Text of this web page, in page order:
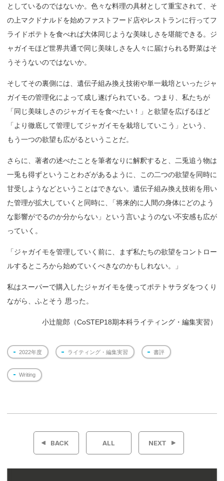
としているのではないか。色々な料理の具材として重宝されて、そ
の上マクドナルドを始めファストフード店やレストランに行ってフ
ライドポテトを食べれば大体同じような美味しさを堪能できる。ジ
ャガイモほど世界共通で同じ美味しさを人々に届けられる野菜はそ
うそうないのではないか。
そしてその裏側には、遺伝子組み換え技術や単一栽培といったジャ
ガイモの管理化によって成し遂げられている。つまり、私たちが
「同じ美味しさのジャガイモを食べたい！」と欲望を広げるほど
「より徹底して管理してジャガイモを栽培していこう」という、
もう一つの欲望も広がるということだ。
さらに、著者の述べたことを筆者なりに解釈すると、二兎追う物は
一兎も得ずということわざがあるように、この二つの欲望を同時に
甘受しようなどということはできない。遺伝子組み換え技術を用い
た管理が拡大していくと同時に
「将来的に人間の身体にどのよう
な影響がでるのか分からない」という言いようのない不安感も広が
っていく。
「ジャガイモを管理していく前に、まず私たちの欲望をコントロー
ルするところから始めていくべきなのかもしれない。」
私はスーパーで購入したジャガイモを使ってポテトサラダをつくり
ながら、ふとそう 思った。
小辻龍郎（CoSTEP18期本科ライティング・編集実習）
2022年度 ライティング・編集実習 書評
Writing
投
BACK ALL NEXT